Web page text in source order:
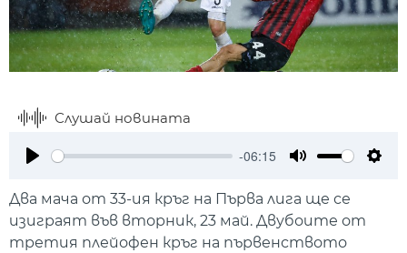
Слушай новината
-06:15
Два мача от 33-ия кръг на Първа лига ще се
изиграят във вторник, 23 май. Двубоите от
третия плейофен кръг на първенството